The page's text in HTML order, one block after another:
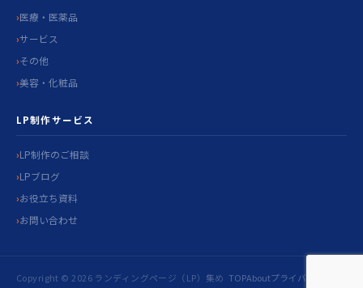
医療・医薬品
サービス
その他
美容・化粧品
LP制作サービス
LP制作のご相談
LPブログ
お役立ち資料
お問い合わせ
Copyright © 2026 ランディングページ（LP）集め TOPAboutプライバシ